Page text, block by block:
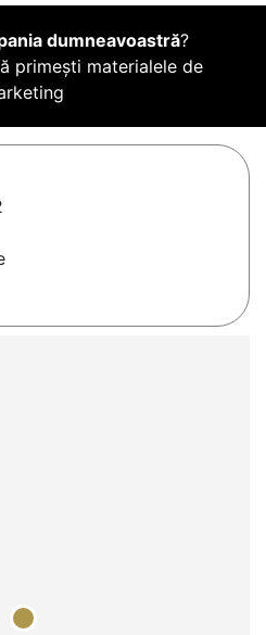
dumneavoastră?
primești materialele de